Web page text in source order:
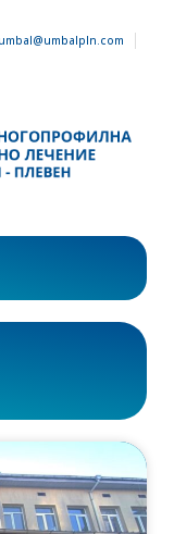
umbal@umbalpln.com